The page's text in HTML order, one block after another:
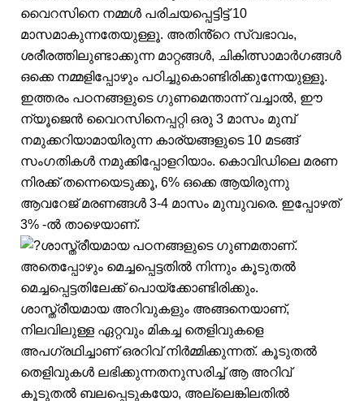
വൈറസിനെ നമ്മൾ പരിചയപ്പെട്ടിട്ട് 10
മാസമാകുന്നതേയുള്ളൂ. അതിൻ്റെ സ്വഭാവം,
ശരീരത്തിലുണ്ടാക്കുന്ന മാറ്റങ്ങൾ, ചികിത്സാമാർഗങ്ങൾ
ഒക്കെ നമ്മളിപ്പോഴും പഠിച്ചുകൊണ്ടിരിക്കുന്നേയുള്ളൂ.
ഇത്തരം പഠനങ്ങളുടെ ഗുണമെന്താന്ന് വച്ചാൽ, ഈ
ന്യൂജെൻ വൈറസിനെപ്പറ്റി ഒരു 3 മാസം മുമ്പ്
നമുക്കറിയാമായിരുന്ന കാര്യങ്ങളുടെ 10 മടങ്ങ്
സംഗതികൾ നമുക്കിപ്പോളറിയാം. കൊവിഡിലെ മരണ
നിരക്ക് തന്നെയെടുക്കൂ, 6% ഒക്കെ ആയിരുന്നു
ആവറേജ് മരണങ്ങൾ 3-4 മാസം മുമ്പുവരെ. ഇപ്പോഴത്
3% -ൽ താഴെയാണ്.
ശാസ്ത്രീയമായ പഠനങ്ങളുടെ ഗുണമതാണ്.
അതെപ്പോഴും മെച്ചപ്പെട്ടതിൽ നിന്നും കൂടുതൽ
മെച്ചപ്പെട്ടതിലേക്ക് പൊയ്ക്കോണ്ടിരിക്കും.
ശാസ്ത്രീയമായ അറിവുകളും അങ്ങനെയാണ്,
നിലവിലുള്ള ഏറ്റവും മികച്ച തെളിവുകളെ
അപഗ്രഥിച്ചാണ് ഒരറിവ് നിർമ്മിക്കുന്നത്. കൂടുതൽ
തെളിവുകൾ ലഭിക്കുന്നതനുസരിച്ച് ആ അറിവ്
കൂടുതൽ ബലപ്പെടുകയോ, അല്ലെങ്കിലതിൽ